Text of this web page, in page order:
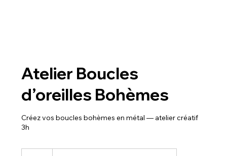
Atelier Boucles
d’oreilles Bohèmes
Créez vos boucles bohèmes en métal — atelier créatif
3h